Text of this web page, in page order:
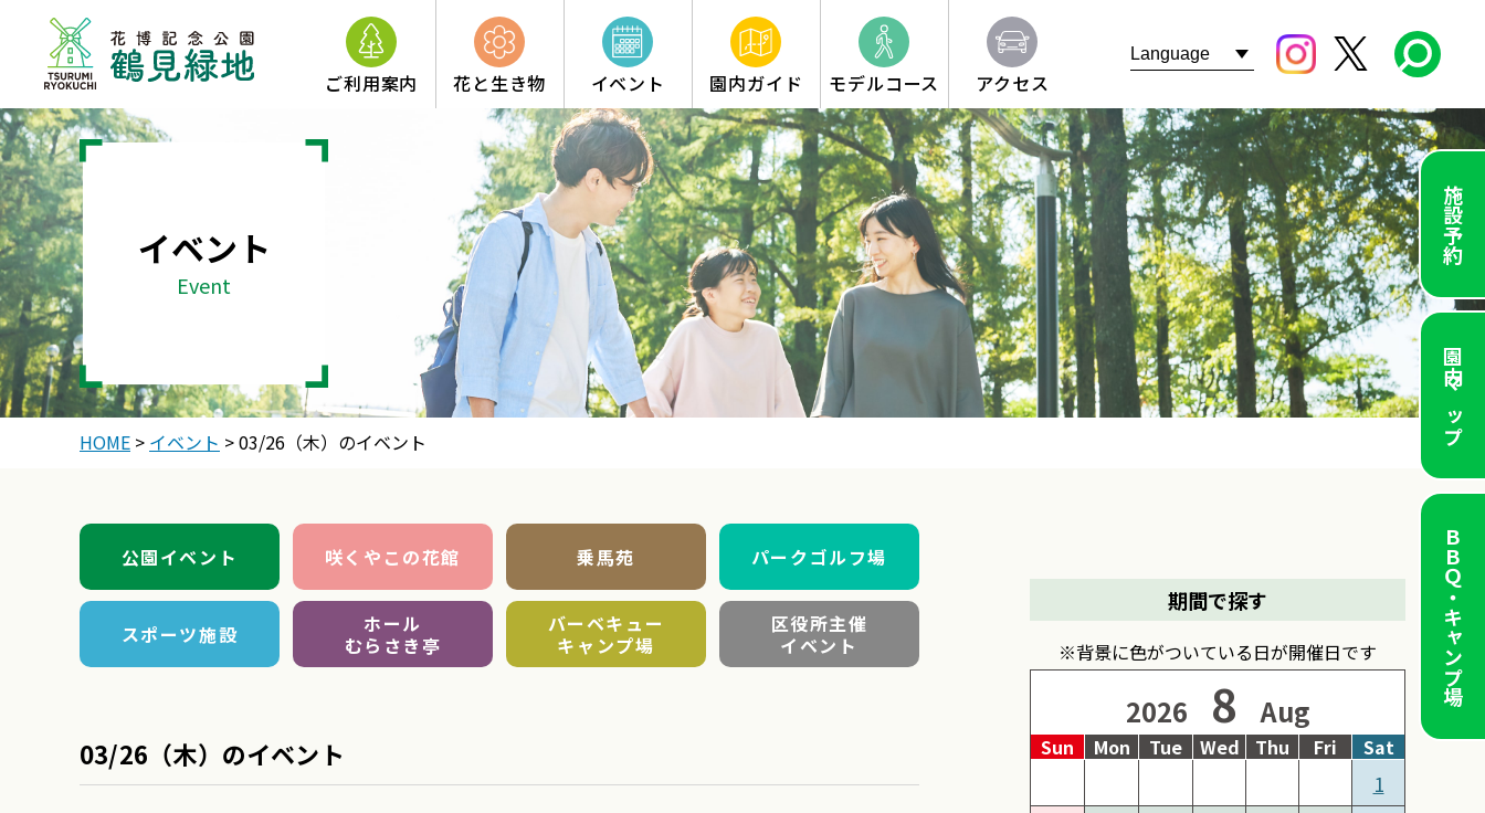
ご利用案内 花と生き物 イベント 園内ガイド モデルコース アクセス
イベント
Event
施設予約
園内マップ
ＢＢＱ・キャンプ場
HOME > イベント >03/26（木）のイベント
公園イベント 咲くやこの花館 乗馬苑 パークゴルフ場
スポーツ施設
ホール
むらさき亭
バーベキュー
キャンプ場
区役所主催
イベント
03/26（木）のイベント
期間で探す
※背景に色がついている日が開催日です
2026 8 Aug
Sun Mon Tue Wed Thu Fri Sat
1